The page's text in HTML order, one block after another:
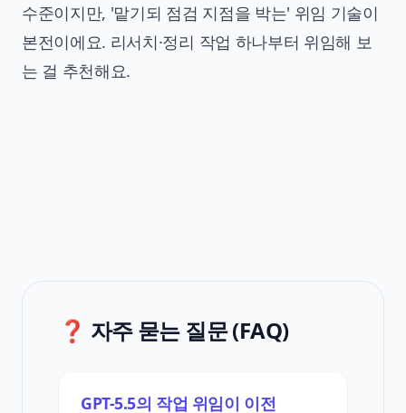
수준이지만, '맡기되 점검 지점을 박는' 위임 기술이
본전이에요. 리서치·정리 작업 하나부터 위임해 보
는 걸 추천해요.
❓ 자주 묻는 질문 (FAQ)
GPT-5.5의 작업 위임이 이전